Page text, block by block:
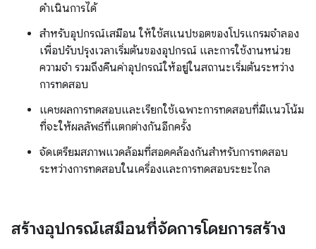
ดำเนินการได้
สำหรับอุปกรณ์เสมือน ให้ใช้สแนปชอตของโปรแกรมจำลอง
เพื่อปรับปรุงเวลาเริ่มต้นของอุปกรณ์ และการใช้งานหน่วย
ความจำ รวมถึงคืนค่าอุปกรณ์ให้อยู่ในสถานะเริ่มต้นระหว่าง
การทดสอบ
แคชผลการทดสอบและเรียกใช้เฉพาะการทดสอบที่มีแนวโน้ม
ที่จะให้ผลลัพธ์ที่แตกต่างกันอีกครั้ง
จัดเตรียมสภาพแวดล้อมที่สอดคล้องกันสำหรับการทดสอบ
ระหว่างการทดสอบในเครื่องและการทดสอบระยะไกล
สร้างอุปกรณ์เสมือนที่จัดการโดยการสร้าง